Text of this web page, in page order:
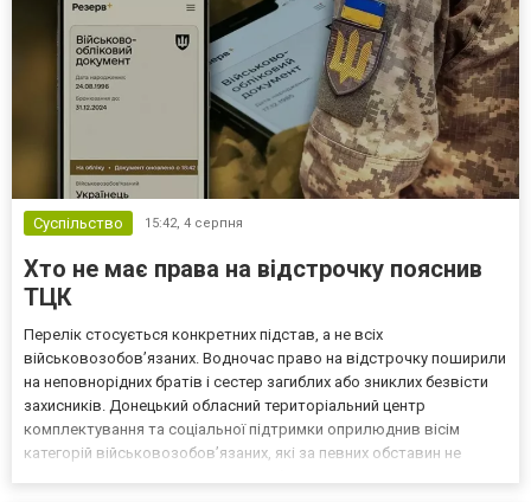
Суспільство 15:42, 4 серпня
Хто не має права на відстрочку пояснив
ТЦК
Перелік стосується конкретних підстав, а не всіх
військовозобов’язаних. Водночас право на відстрочку поширили
на неповнорідних братів і сестер загиблих або зниклих безвісти
захисників. Донецький обласний територіальний центр
комплектування та соціальної підтримки оприлюднив вісім
категорій військовозобов’язаних, які за певних обставин не